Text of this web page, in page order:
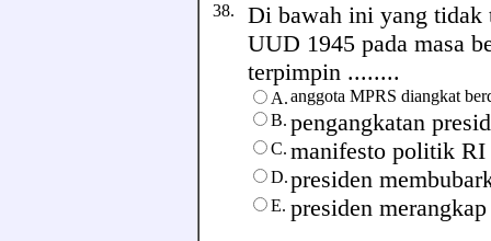
38. Di bawah ini yang tidak
UUD 1945 pada masa
terpimpin ........
A.anggota MPRS diangkat
B. pengangkatan
C. manifesto politik
D.presiden
E. presiden